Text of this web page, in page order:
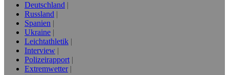
Deutschland
Russland
Spanien
Ukraine
Leichtathletik
Interview
Polizeirapport
Extremwetter